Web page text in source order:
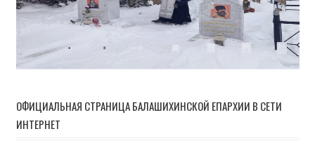
ОФИЦИАЛЬНАЯ СТРАНИЦА БАЛАШИХИНСКОЙ ЕПАРХИИ В СЕТИ
ИНТЕРНЕТ